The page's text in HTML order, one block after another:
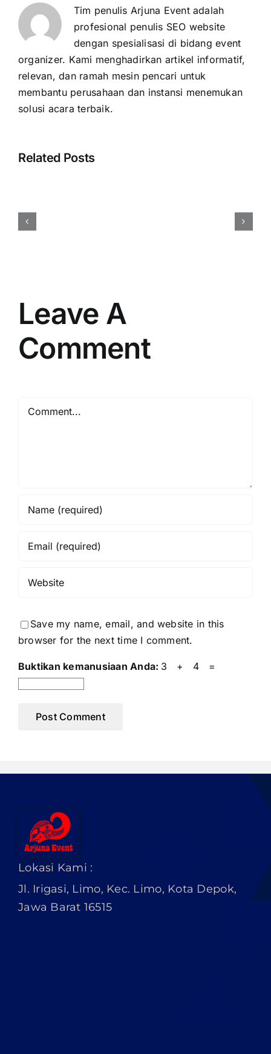
Tim penulis Arjuna Event adalah
profesional penulis SEO website
dengan spesialisasi di bidang event
organizer. Kami menghadirkan artikel informatif,
relevan, dan ramah mesin pencari untuk
membantu perusahaan dan instansi menemukan
solusi acara terbaik.
Related Posts
Leave A
Comment
Comment
Save my name, email, and website in this
browser for the next time I comment.
Buktikan kemanusiaan Anda: 3 + 4 =
Lokasi Kami :
Jl. Irigasi, Limo, Kec. Limo, Kota Depok,
Jawa Barat 16515